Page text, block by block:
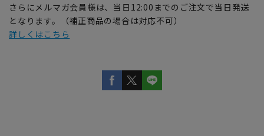
さらにメルマガ会員様は、当日12:00までのご注文で当日発送
となります。（補正商品の場合は対応不可）
詳しくはこちら